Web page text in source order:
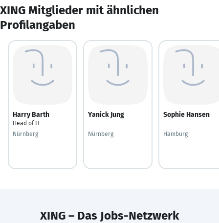
XING Mitglieder mit ähnlichen
Profilangaben
Harry Barth
Head of IT
Nürnberg
Yanick Jung
---
Nürnberg
Sophie Hansen
---
Hamburg
XING – Das Jobs-Netzwerk